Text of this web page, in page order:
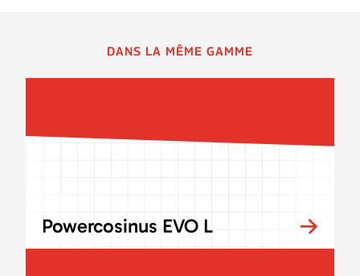
DANS LA MÊME GAMME
Powercosinus EVO L